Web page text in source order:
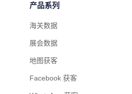
产品系列
海关数据
展会数据
地图获客
Facebook 获客